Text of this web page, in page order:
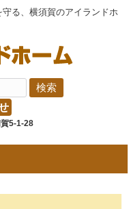
る、横須賀のアイランドホ
5-1-28